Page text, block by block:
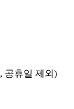
공휴일 제외)